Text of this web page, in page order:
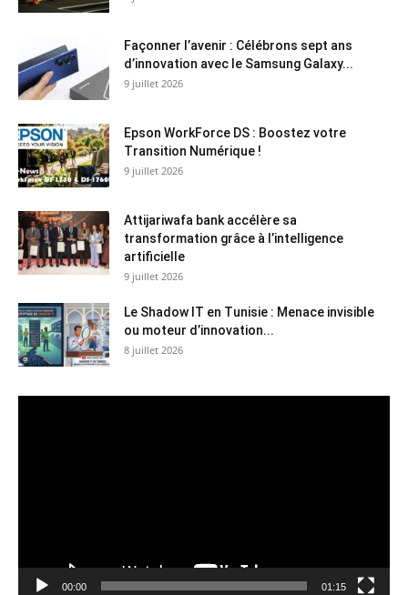
Façonner l’avenir : Célébrons sept ans
d’innovation avec le Samsung Galaxy...
9 juillet 2026
Epson WorkForce DS : Boostez votre
Transition Numérique !
9 juillet 2026
Attijariwafa bank accélère sa
transformation grâce à l’intelligence
artificielle
9 juillet 2026
Le Shadow IT en Tunisie : Menace invisible
ou moteur d’innovation...
8 juillet 2026
00:00 01:15